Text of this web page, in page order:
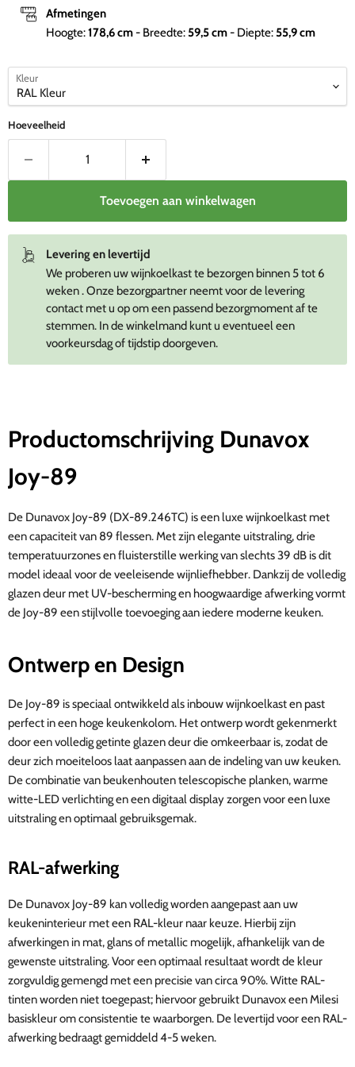
Afmetingen
Hoogte:178,6cm- Breedte:59,5cm- Diepte:55,9cm
Kleur
Hoeveelheid
Toevoegen aan winkelwagen
Levering en levertijd
We proberen uw wijnkoelkast te bezorgen binnen 5 tot 6
weken . Onze bezorgpartner neemt voor de levering
contact met u op om een passend bezorgmoment af te
stemmen. In de winkelmand kunt u eventueel een
voorkeursdag of tijdstip doorgeven.
Productomschrijving Dunavox
Joy-89
De Dunavox Joy-89 (DX-89.246TC) is een luxe wijnkoelkast met
een capaciteit van 89 flessen. Met zijn elegante uitstraling, drie
temperatuurzones en fluisterstille werking van slechts 39 dB is dit
model ideaal voor de veeleisende wijnliefhebber. Dankzij de volledig
glazen deur met UV-bescherming en hoogwaardige afwerking vormt
de Joy-89 een stijlvolle toevoeging aan iedere moderne keuken.
Ontwerp en Design
De Joy-89 is speciaal ontwikkeld als inbouw wijnkoelkast en past
perfect in een hoge keukenkolom. Het ontwerp wordt gekenmerkt
door een volledig getinte glazen deur die omkeerbaar is, zodat de
deur zich moeiteloos laat aanpassen aan de indeling van uw keuken.
De combinatie van beukenhouten telescopische planken, warme
witte-LED verlichting en een digitaal display zorgen voor een luxe
uitstraling en optimaal gebruiksgemak.
RAL-afwerking
De Dunavox Joy-89 kan volledig worden aangepast aan uw
keukeninterieur met een RAL-kleur naar keuze. Hierbij zijn
afwerkingen in mat, glans of metallic mogelijk, afhankelijk van de
gewenste uitstraling. Voor een optimaal resultaat wordt de kleur
zorgvuldig gemengd met een precisie van circa 90%. Witte RAL-
tinten worden niet toegepast; hiervoor gebruikt Dunavox een Milesi
basiskleur om consistentie te waarborgen. De levertijd voor een RAL-
afwerking bedraagt gemiddeld 4-5 weken.